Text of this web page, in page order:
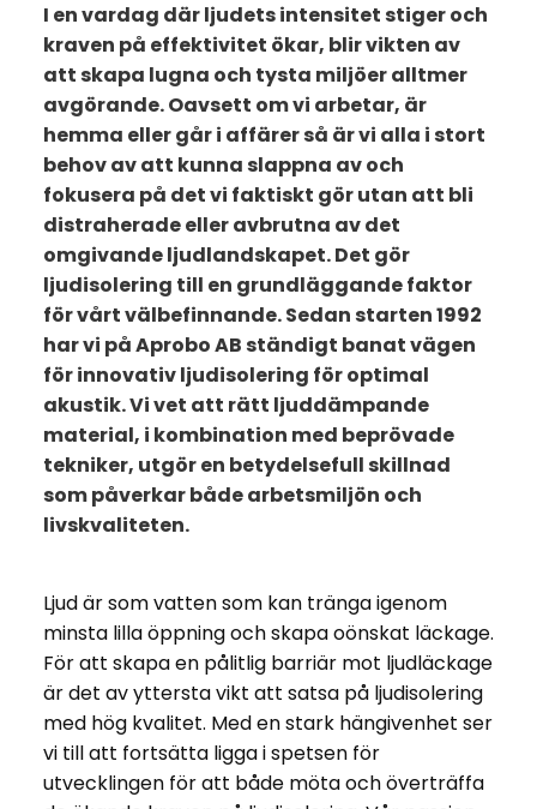
I en vardag där ljudets intensitet stiger och
kraven på effektivitet ökar, blir vikten av
att skapa lugna och tysta miljöer alltmer
avgörande. Oavsett om vi arbetar, är
hemma eller går i affärer så är vi alla i stort
behov av att kunna slappna av och
fokusera på det vi faktiskt gör utan att bli
distraherade eller avbrutna av det
omgivande ljudlandskapet. Det gör
ljudisolering till en grundläggande faktor
för vårt välbefinnande. Sedan starten 1992
har vi på Aprobo AB ständigt banat vägen
för innovativ ljudisolering för optimal
akustik. Vi vet att rätt ljuddämpande
material, i kombination med beprövade
tekniker, utgör en betydelsefull skillnad
som påverkar både arbetsmiljön och
livskvaliteten.
Ljud är som vatten som kan tränga igenom
minsta lilla öppning och skapa oönskat läckage.
För att skapa en pålitlig barriär mot ljudläckage
är det av yttersta vikt att satsa på ljudisolering
med hög kvalitet. Med en stark hängivenhet ser
vi till att fortsätta ligga i spetsen för
utvecklingen för att både möta och överträffa